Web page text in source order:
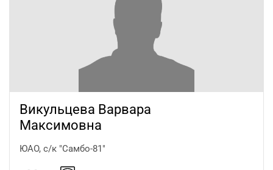
Викульцева Варвара
Максимовна
ЮАО, с/к "Самбо-81"